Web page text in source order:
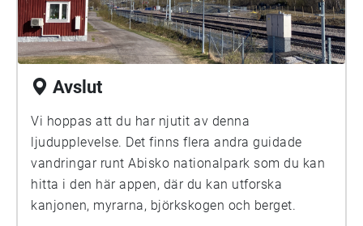
Avslut
Vi hoppas att du har njutit av denna
ljudupplevelse. Det finns flera andra guidade
vandringar runt Abisko nationalpark som du kan
hitta i den här appen, där du kan utforska
kanjonen, myrarna, björkskogen och berget.